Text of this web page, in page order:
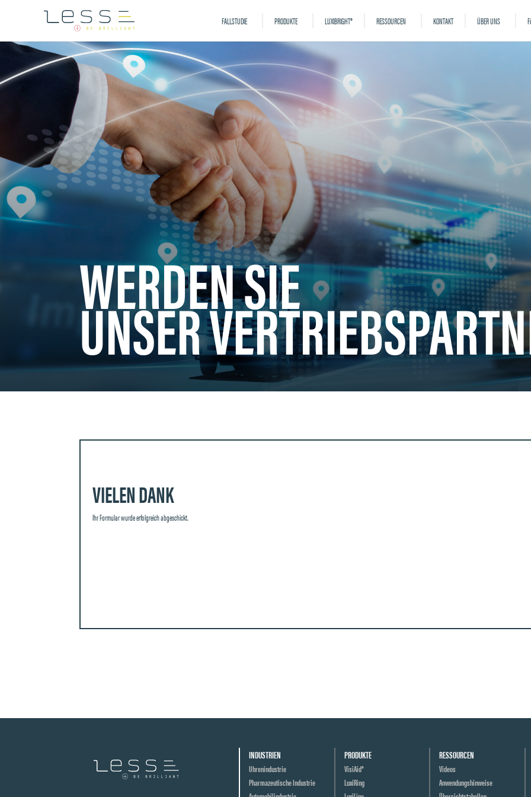
FALLSTUDIE PRODUKTE LUXIBRIGHT® RESSOURCEN KONTAKT ÜBER UNS
WERDEN SIE
UNSER
VIELEN DANK
Ihr Formular wurde erfolgreich abgeschickt.
INDUSTRIEN
Uhrenindustrie
Pharmazeutische Industrie
PRODUKTE
VisiAid®
LuxiRing
RESSOURCEN
Videos
Anwendungshinweise